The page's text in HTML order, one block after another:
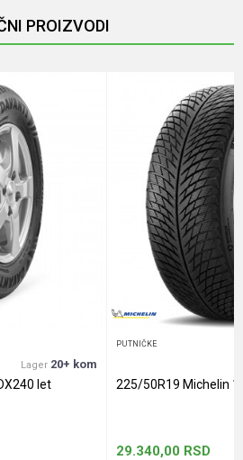
koliko je 2 + 3 :
PROIZVODI
Lager 20+ kom
let
PUTNIČKE
225/50R19 Michelin
29.340,00 RSD